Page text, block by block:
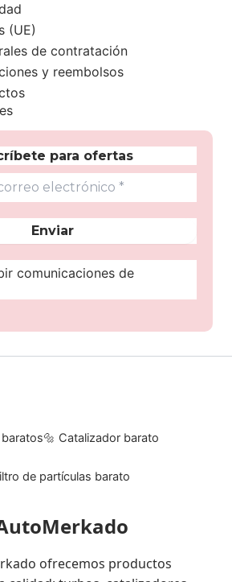
(UE)
de contratación
y reembolsos
para ofertas
comunicaciones de
🔩 Catalizador barato
de partículas barato
ofrecemos productos